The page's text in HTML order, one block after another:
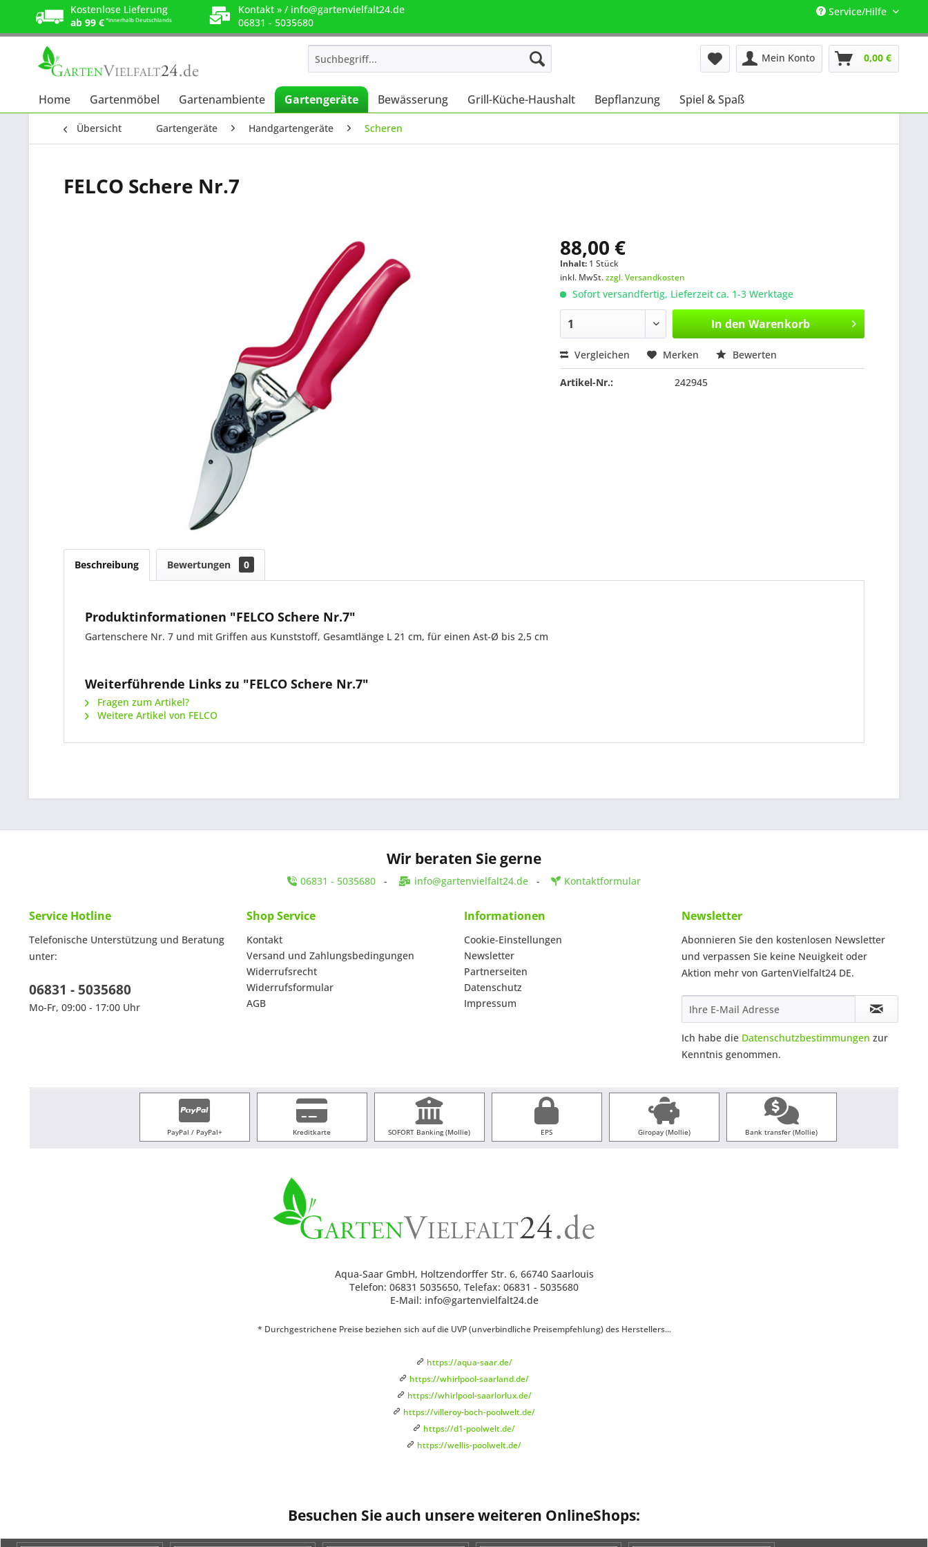
Kostenlose Lieferung
ab 99 €*innerhalb Deutschlands
Kontakt »/ info@gartenvielfalt24.de
06831 - 5035680
Service/Hilfe
Mein Konto 0,00 €
Home Gartenmöbel Gartenambiente Gartengeräte Bewässerung Grill-Küche-Haushalt Bepflanzung Spiel & Spaß
Übersicht Gartengeräte Handgartengeräte Scheren
FELCO Schere Nr.7
88,00 €
Inhalt: 1 Stück
inkl. MwSt.zzgl. Versandkosten
Sofort versandfertig, Lieferzeit ca. 1-3 Werktage
In den Warenkorb
Vergleichen Merken Bewerten
Artikel-Nr.: 242945
Beschreibung Bewertungen 0
Produktinformationen "FELCO Schere Nr.7"
Gartenschere Nr. 7 und mit Griffen aus Kunststoff, Gesamtlänge L 21 cm, für einen Ast-Ø bis 2,5 cm
Weiterführende Links zu "FELCO Schere Nr.7"
Fragen zum Artikel?
Weitere Artikel von FELCO
Wir beraten Sie gerne
06831 - 5035680 - info@gartenvielfalt24.de - Kontaktformular
Service Hotline
Telefonische Unterstützung und Beratung
unter:
06831 - 5035680
Mo-Fr, 09:00 - 17:00 Uhr
Shop Service
Kontakt
Versand und Zahlungsbedingungen
Widerrufsrecht
Widerrufsformular
AGB
Informationen
Cookie-Einstellungen
Newsletter
Partnerseiten
Datenschutz
Impressum
Newsletter
Abonnieren Sie den kostenlosen Newsletter
und verpassen Sie keine Neuigkeit oder
Aktion mehr von GartenVielfalt24 DE.
Ich habe die Datenschutzbestimmungen zur
Kenntnis genommen.
PayPal / PayPal+ Kreditkarte SOFORT Banking (Mollie) EPS Giropay (Mollie) Bank transfer (Mollie)
Aqua-Saar GmbH, Holtzendorffer Str. 6, 66740 Saarlouis
Telefon: 06831 5035650, Telefax: 06831 - 5035680
E-Mail: info@gartenvielfalt24.de
* Durchgestrichene Preise beziehen sich auf die UVP (unverbindliche Preisempfehlung) des Herstellers...
https://aqua-saar.de/
https://whirlpool-saarland.de/
https://whirlpool-saarlorlux.de/
https://villeroy-boch-poolwelt.de/
https://d1-poolwelt.de/
https://wellis-poolwelt.de/
Besuchen Sie auch unsere weiteren OnlineShops: